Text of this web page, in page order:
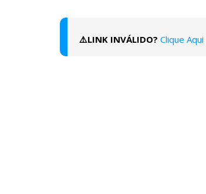
⚠️LINK INVÁLIDO? Clique Aqui